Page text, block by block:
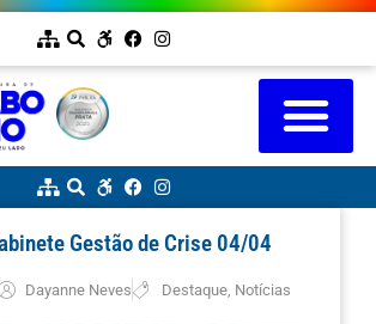
Gestão de Crise 04/04
Dayanne Neves Destaque Notícias